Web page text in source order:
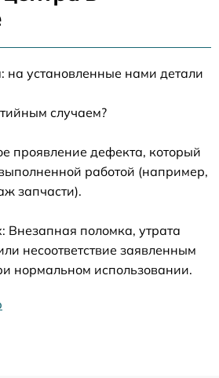
на установленные нами детали
случаем?
проявление дефекта, который
работой (например,
запчасти).
Внезапная поломка, утрата
несоответствие заявленным
нормальном использовании.